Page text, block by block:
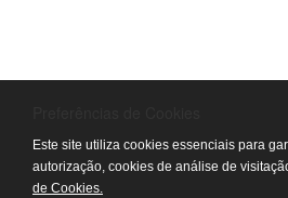
Este site utiliza cookies essenciais para
autorização, cookies de análise de
de Cookies.